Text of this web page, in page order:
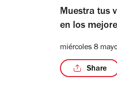
Muestra tus
en los
miércoles 8
Share